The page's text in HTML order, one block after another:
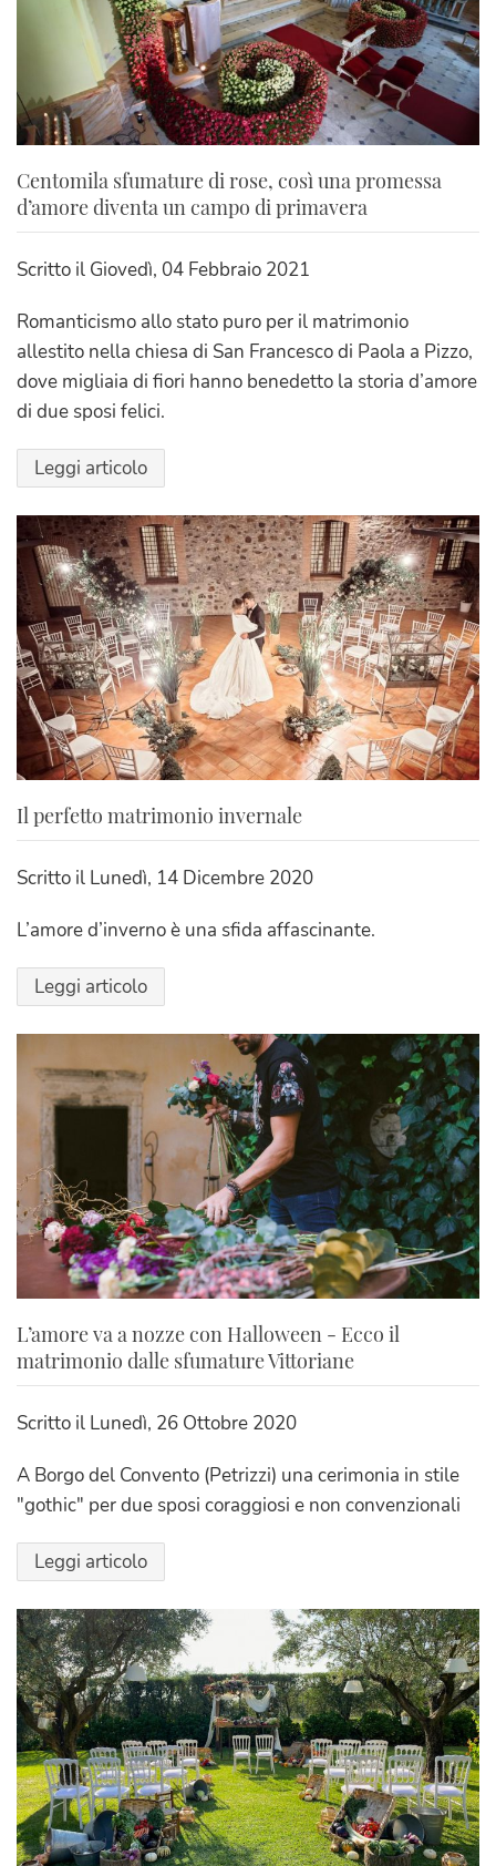
Centomila sfumature di rose, così una promessa
d’amore diventa un campo di primavera
Scritto il Giovedì, 04 Febbraio 2021
Romanticismo allo stato puro per il matrimonio
allestito nella chiesa di San Francesco di Paola a Pizzo,
dove migliaia di fiori hanno benedetto la storia d’amore
di due sposi felici.
Leggi articolo
Il perfetto matrimonio invernale
Scritto il Lunedì, 14 Dicembre 2020
L’amore d’inverno è una sfida affascinante.
Leggi articolo
L’amore va a nozze con Halloween - Ecco il
matrimonio dalle sfumature Vittoriane
Scritto il Lunedì, 26 Ottobre 2020
A Borgo del Convento (Petrizzi) una cerimonia in stile
"gothic" per due sposi coraggiosi e non convenzionali
Leggi articolo